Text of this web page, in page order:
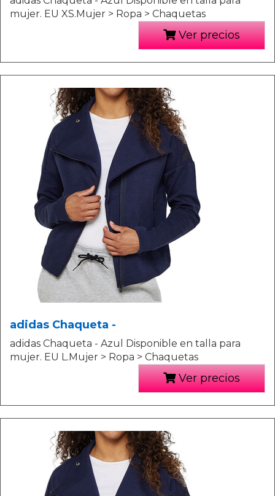
mujer. EU XS.Mujer > Ropa > Chaquetas
Ver precios
adidas Chaqueta -
adidas Chaqueta - Azul Disponible en talla para
mujer. EU L.Mujer > Ropa > Chaquetas
Ver precios